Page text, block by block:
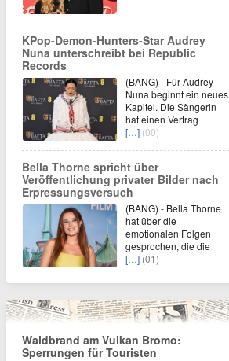
KPop-Demon-Hunters-Star Audrey
Nuna unterschreibt bei Republic
Records
(BANG) - Für Audrey
Nuna beginnt ein neues
Kapitel. Die Sängerin
hat einen Vertrag
[…] (00)
Bella Thorne spricht über
Veröffentlichung privater Bilder nach
Erpressungsversuch
(BANG) - Bella Thorne
hat über die
emotionalen Folgen
gesprochen, die die
[…] (01)
Waldbrand am Vulkan Bromo:
Sperrungen für Touristen